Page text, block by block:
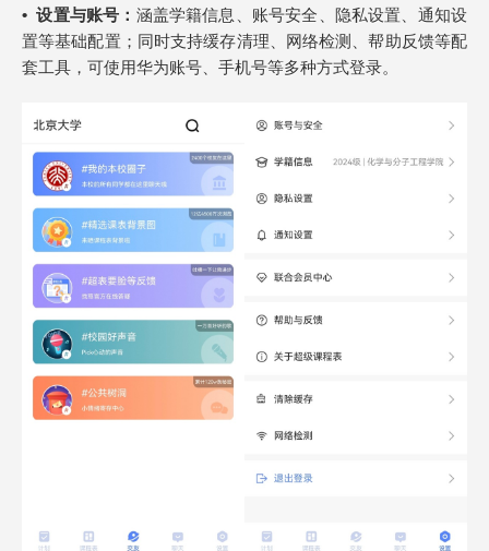
•设置与账号： 涵盖学籍信息、账号安全、隐私设置、通知设
置等基础配置；同时支持缓存清理、网络检测、帮助反馈等配
套工具，可使用华为账号、手机号等多种方式登录。